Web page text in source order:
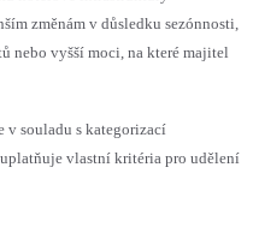
změnám v důsledku sezónnosti,
nebo vyšší moci, na které majitel
souladu s kategorizací
vlastní kritéria pro udělení